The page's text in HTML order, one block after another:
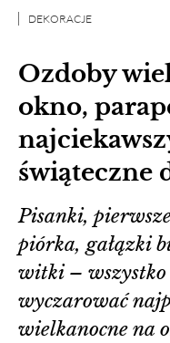
Ozdoby
okno,
świąteczne
DEKORACJE
Pisanki,
piórka, gałązki
witki – wszystko
wyczarować
wielkanocne na